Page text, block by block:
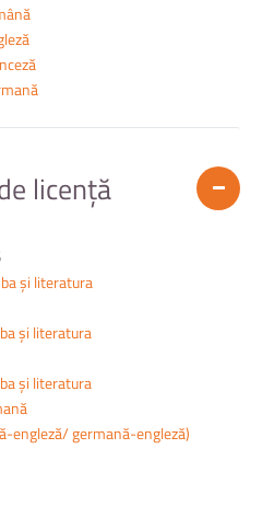
licență
și literatura
și literatura
și literatura
engleză/ germană-engleză)